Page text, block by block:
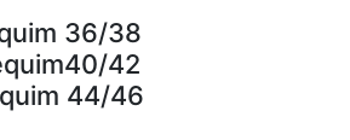
36/38
42
44/46